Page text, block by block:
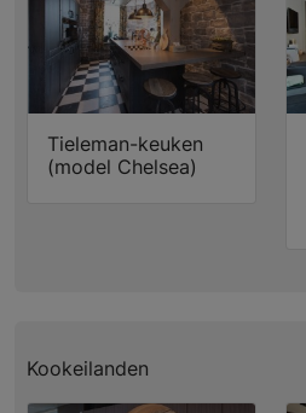
Tieleman-keuken
(model Chelsea)
Kookeilanden